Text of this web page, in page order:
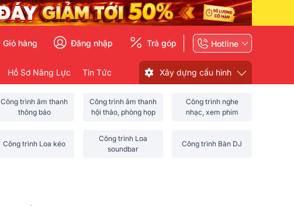
Giỏ hàng Đăng nhập Trả góp Hotline
Hồ Sơ Năng Lực Tin Tức Xây dựng cấu hình
Công trình âm thanh
thông báo
Công trình âm thanh
hội thảo, phòng họp
Công trình nghe
nhạc, xem phim
Công trình Loa kéo
Công trình Loa
soundbar
Công trình Bàn DJ